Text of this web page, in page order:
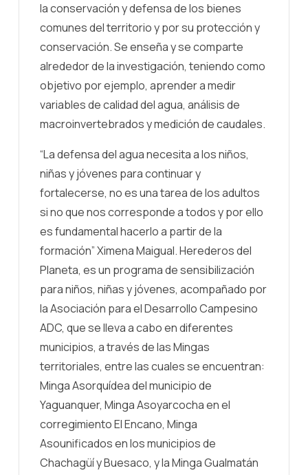
la conservación y defensa de los bienes
comunes del territorio y por su protección y
conservación. Se enseña y se comparte
alrededor de la investigación, teniendo como
objetivo por ejemplo, aprender a medir
variables de calidad del agua, análisis de
macroinvertebrados y medición de caudales.
“La defensa del agua necesita a los niños,
niñas y jóvenes para continuar y
fortalecerse, no es una tarea de los adultos
si no que nos corresponde a todos y por ello
es fundamental hacerlo a partir de la
formación” Ximena Maigual. Herederos del
Planeta, es un programa de sensibilización
para niños, niñas y jóvenes, acompañado por
la Asociación para el Desarrollo Campesino
ADC, que se lleva a cabo en diferentes
municipios, a través de las Mingas
territoriales, entre las cuales se encuentran:
Minga Asorquídea del municipio de
Yaguanquer, Minga Asoyarcocha en el
corregimiento El Encano, Minga
Asounificados en los municipios de
Chachagüí y Buesaco, y la Minga Gualmatán